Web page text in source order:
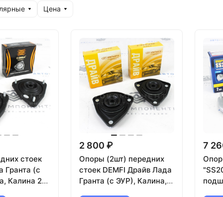
Цена
стоек
Гранта (с
Калина 2
2 800 ₽
Опоры (2шт) передних
стоек DEMFI Драйв Лада
Гранта (с ЭУР), Калина,
7